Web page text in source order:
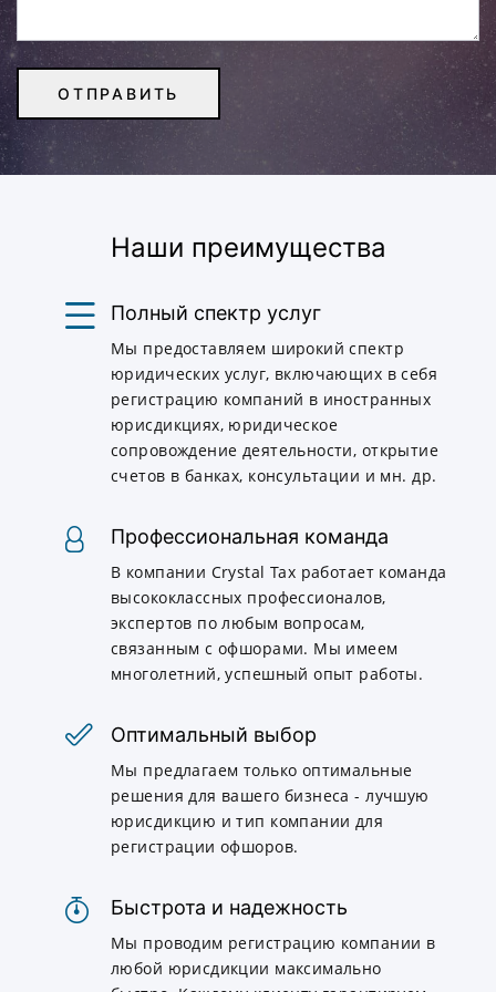
Наши преимущества
Полный спектр услуг
Мы предоставляем широкий спектр
юридических услуг, включающих в себя
регистрацию компаний в иностранных
юрисдикциях, юридическое
сопровождение деятельности, открытие
счетов в банках, консультации и мн. др.
Профессиональная команда
В компании Crystal Tax работает команда
высококлассных профессионалов,
экспертов по любым вопросам,
связанным с офшорами. Мы имеем
многолетний, успешный опыт работы.
Оптимальный выбор
Мы предлагаем только оптимальные
решения для вашего бизнеса - лучшую
юрисдикцию и тип компании для
регистрации офшоров.
Быстрота и надежность
Мы проводим регистрацию компании в
любой юрисдикции максимально